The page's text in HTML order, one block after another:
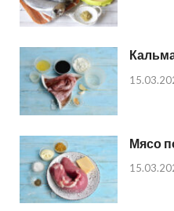
Мясо